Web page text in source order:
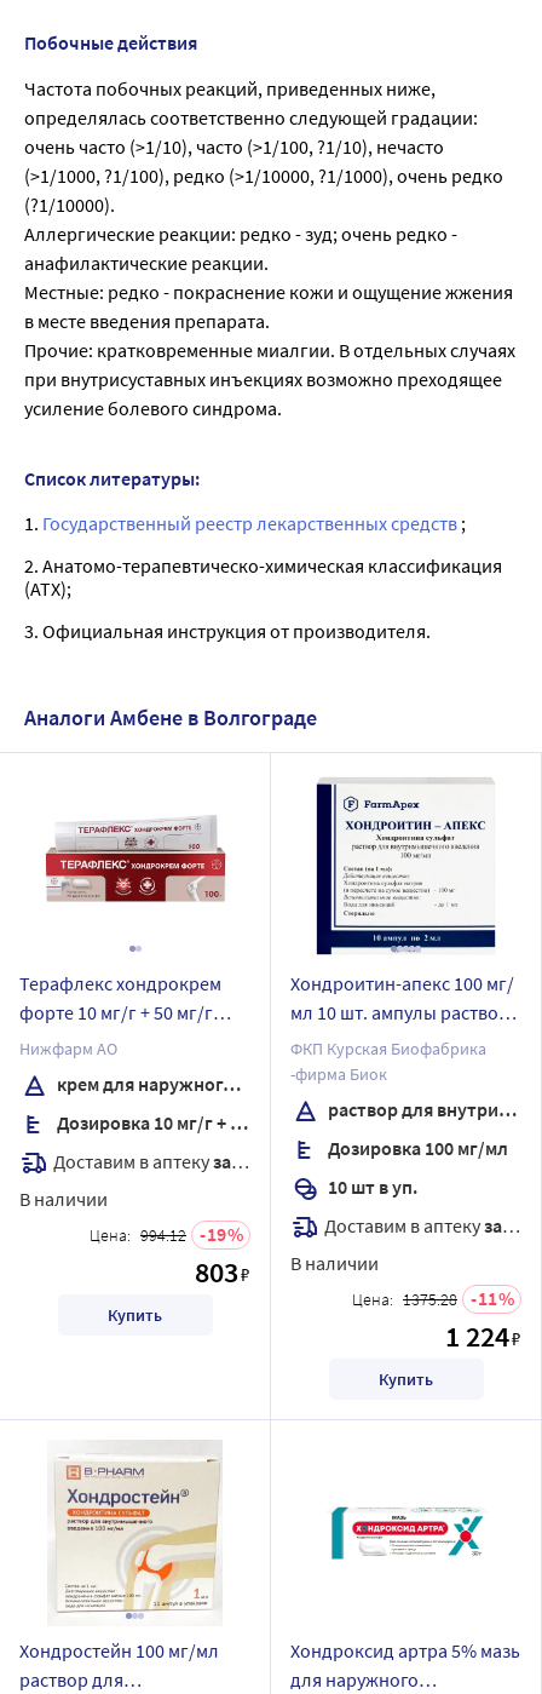
Побочные действия
Частота побочных реакций, приведенных ниже,
определялась соответственно следующей градации:
очень часто (>1/10), часто (>1/100, ?1/10), нечасто
(>1/1000, ?1/100), редко (>1/10000, ?1/1000), очень редко
(?1/10000).
Аллергические реакции: редко - зуд; очень редко -
анафилактические реакции.
Местные: редко - покраснение кожи и ощущение жжения
в месте введения препарата.
Прочие: кратковременные миалгии. В отдельных случаях
при внутрисуставных инъекциях возможно преходящее
усиление болевого синдрома.
Список литературы:
1. Государственный реестр лекарственных средств ;
2. Анатомо-терапевтическо-химическая классификация
(ATX);
3. Официальная инструкция от производителя.
Аналоги Амбене в Волгограде
Терафлекс хондрокрем
форте 10 мг/г + 50 мг/г
крем для наружного
применения 100 гр
Нижфарм АО
крем для наружного применения
Дозировка 10 мг/г + 50 мг/г
Доставим в аптекузавтра
В наличии
Цена: 994.12 19
803₽
Купить
Хондроитин-апекс 100 мг/
мл 10 шт. ампулы раствор
для внутримышечного
введения 2 мл
ФКП Курская Биофабрика
-фирма Биок
раствор для внутримышечного введения
Дозировка 100 мг/мл
10 шт в уп.
Доставим в аптекузавтра
В наличии
Цена: 1375.28 11
1 224₽
Купить
Хондростейн 100 мг/мл
раствор для
Хондроксид артра 5% мазь
для наружного